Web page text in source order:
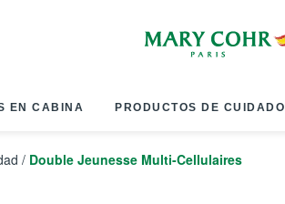
EN CABINA PRODUCTOS DE CUIDADO
/ Double Jeunesse Multi-Cellulaires